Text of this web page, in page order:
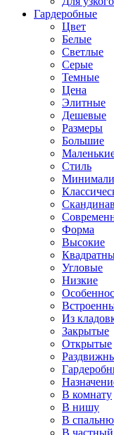
Гардеробные
Цвет
Белые
Светлые
Серые
Темные
Цена
Элитные
Дешевые
Размеры
Большие
Стиль
Форма
Высокие
Угловые
Низкие
Из
Закрытые
Открытые
В комнату
В нишу
В спальню
В